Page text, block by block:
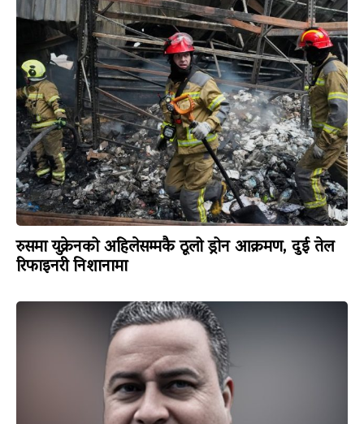
रुसमा युक्रेनको अहिलेसम्मकै ठूलो ड्रोन आक्रमण, दुई तेल
रिफाइनरी निशानामा